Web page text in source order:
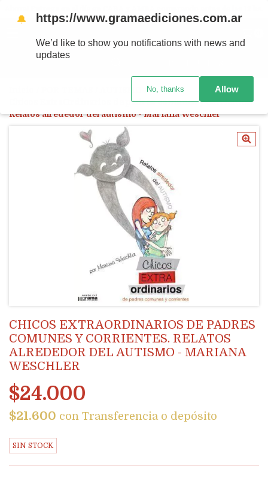
Chicos ExtraOrdinarios de padres comunes y corrientes.
Relatos alrededor del autismo - Mariana Weschler
CHICOS EXTRAORDINARIOS DE PADRES
COMUNES Y CORRIENTES. RELATOS
ALREDEDOR DEL AUTISMO - MARIANA
WESCHLER
$24.000
$21.600 con Transferencia o depósito
SIN STOCK
🔔 https://www.gramaediciones.com.ar
We’d like to show you notifications with news and
updates
No, thanks Allow